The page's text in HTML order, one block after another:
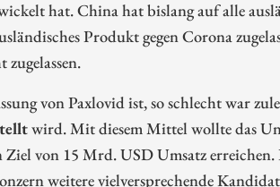
hat. China hat bislang auf alle
Produkt gegen Corona
von Paxlovid ist, so schlecht war
wird. Mit diesem Mittel wollte das
Ziel von 15 Mrd. USD Umsatz
weitere vielversprechende